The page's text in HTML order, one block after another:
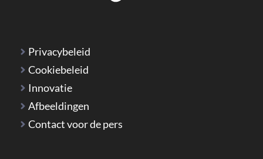
Privacybeleid
Cookiebeleid
Innovatie
Afbeeldingen
Contact voor de pers